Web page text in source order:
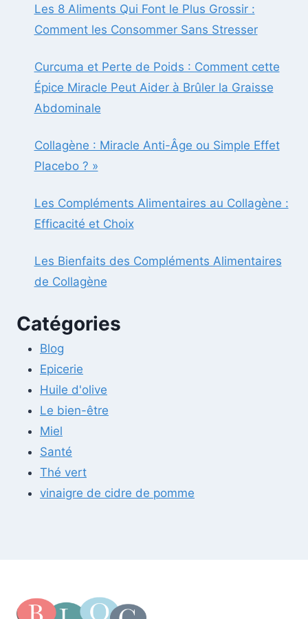
Les 8 Aliments Qui Font le Plus Grossir :
Comment les Consommer Sans Stresser
Curcuma et Perte de Poids : Comment cette
Épice Miracle Peut Aider à Brûler la Graisse
Abdominale
Collagène : Miracle Anti-Âge ou Simple Effet
Placebo ? »
Les Compléments Alimentaires au Collagène :
Efficacité et Choix
Les Bienfaits des Compléments Alimentaires
de Collagène
Catégories
Blog
Epicerie
Huile d'olive
Le bien-être
Miel
Santé
Thé vert
vinaigre de cidre de pomme